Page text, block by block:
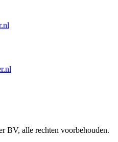
BV, alle rechten voorbehouden.